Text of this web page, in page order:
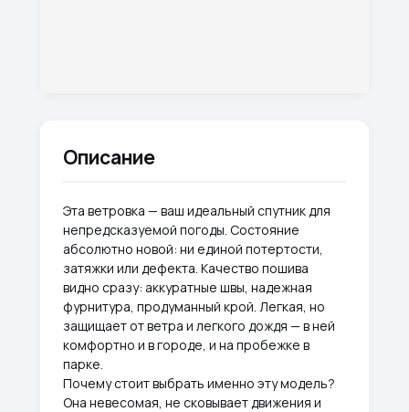
Описание
Эта ветровка — ваш идеальный спутник для
непредсказуемой погоды. Состояние
абсолютно новой: ни единой потертости,
затяжки или дефекта. Качество пошива
видно сразу: аккуратные швы, надежная
фурнитура, продуманный крой. Легкая, но
защищает от ветра и легкого дождя — в ней
комфортно и в городе, и на пробежке в
парке.
Почему стоит выбрать именно эту модель?
Она невесомая, не сковывает движения и